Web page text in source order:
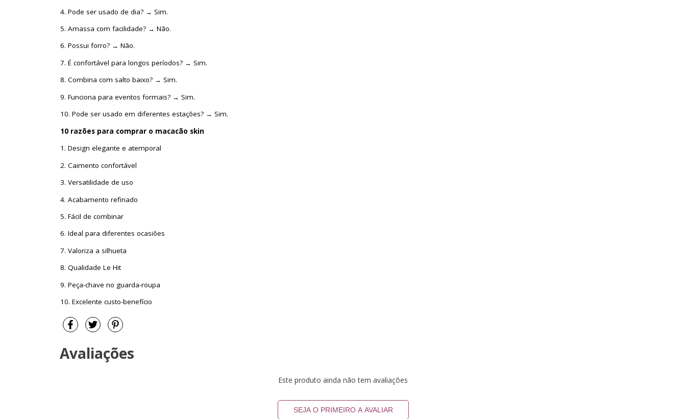
4. Pode ser usado de dia? → Sim.
5. Amassa com facilidade? → Não.
6. Possui forro? → Não.
7. É confortável para longos períodos? → Sim.
8. Combina com salto baixo? → Sim.
9. Funciona para eventos formais? → Sim.
10. Pode ser usado em diferentes estações? → Sim.
10 razões para comprar o macacão skin
1. Design elegante e atemporal
2. Caimento confortável
3. Versatilidade de uso
4. Acabamento refinado
5. Fácil de combinar
6. Ideal para diferentes ocasiões
7. Valoriza a silhueta
8. Qualidade Le Hit
9. Peça-chave no guarda-roupa
10. Excelente custo-benefício
Avaliações
Este produto ainda não tem avaliações
SEJA O PRIMEIRO A AVALIAR